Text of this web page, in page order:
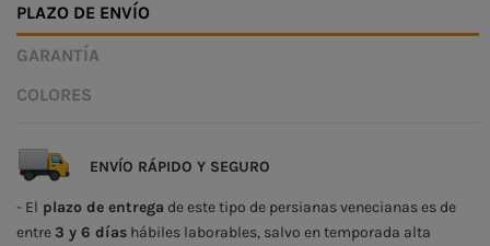
PLAZO DE ENVÍO
GARANTÍA
COLORES
ENVÍO RÁPIDO Y SEGURO
- El plazo de entrega de este tipo de persianas venecianas es de
entre3 y 6 días hábiles laborables, salvo en temporada alta